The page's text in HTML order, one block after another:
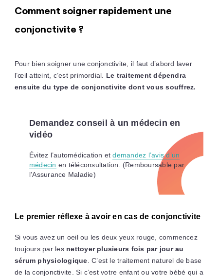
Comment soigner rapidement une
conjonctivite ?
Pour bien soigner une conjonctivite, il faut d’abord laver
l’œil atteint, c’est primordial. Le traitement dépendra
ensuite du type de conjonctivite dont vous souffrez.
Demandez conseil à un médecin en
vidéo
Évitez l’automédication etdemandez l’avis d’un
médecin en téléconsultation. (Remboursable par
l’Assurance Maladie)
Le premier réflexe à avoir en cas de conjonctivite
Si vous avez un oeil ou les deux yeux rouge, commencez
toujours par les nettoyer plusieurs fois par jour au
sérum physiologique. C’est le traitement naturel de base
de la conjonctivite. Si c’est votre enfant ou votre bébé qui a